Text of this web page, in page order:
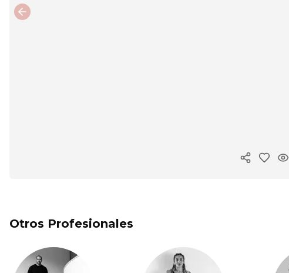
Copiar
Previous slide
Otros Profesionales